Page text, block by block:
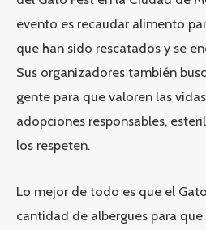
evento es recaudar alimento
que han sido rescatados y se
Sus organizadores también
gente para que valoren las
adopciones responsables,
los respeten.
Lo mejor de todo es que el
cantidad de albergues para que